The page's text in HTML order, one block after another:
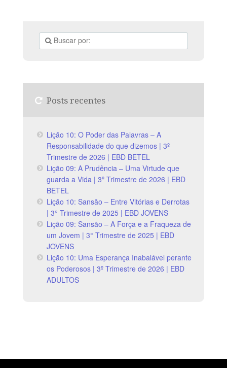
Posts recentes
Lição 10: O Poder das Palavras – A
Responsabilidade do que dizemos | 3º
Trimestre de 2026 | EBD BETEL
Lição 09: A Prudência – Uma Virtude que
guarda a Vida | 3º Trimestre de 2026 | EBD
BETEL
Lição 10: Sansão – Entre Vitórias e Derrotas
| 3° Trimestre de 2025 | EBD JOVENS
Lição 09: Sansão – A Força e a Fraqueza de
um Jovem | 3° Trimestre de 2025 | EBD
JOVENS
Lição 10: Uma Esperança Inabalável perante
os Poderosos | 3º Trimestre de 2026 | EBD
ADULTOS